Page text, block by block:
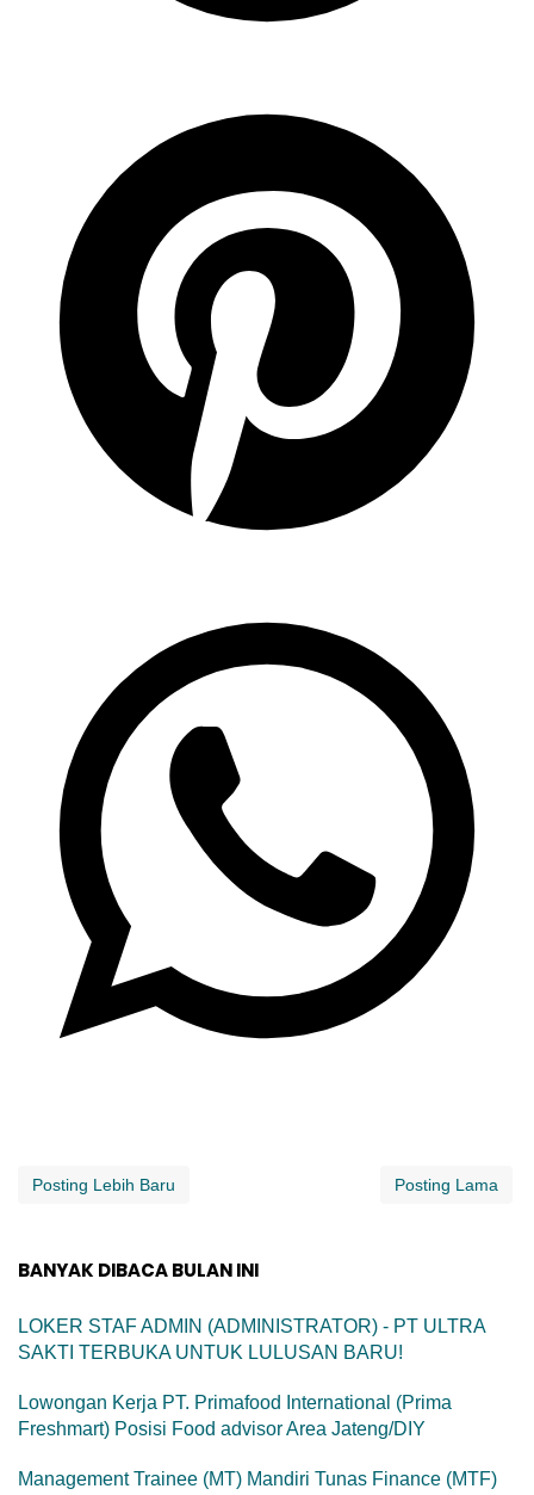
Posting Lebih Baru Posting Lama
BANYAK DIBACA BULAN INI
LOKER STAF ADMIN (ADMINISTRATOR) - PT ULTRA
SAKTI TERBUKA UNTUK LULUSAN BARU!
Lowongan Kerja PT. Primafood International (Prima
Freshmart) Posisi Food advisor Area Jateng/DIY
Management Trainee (MT) Mandiri Tunas Finance (MTF)